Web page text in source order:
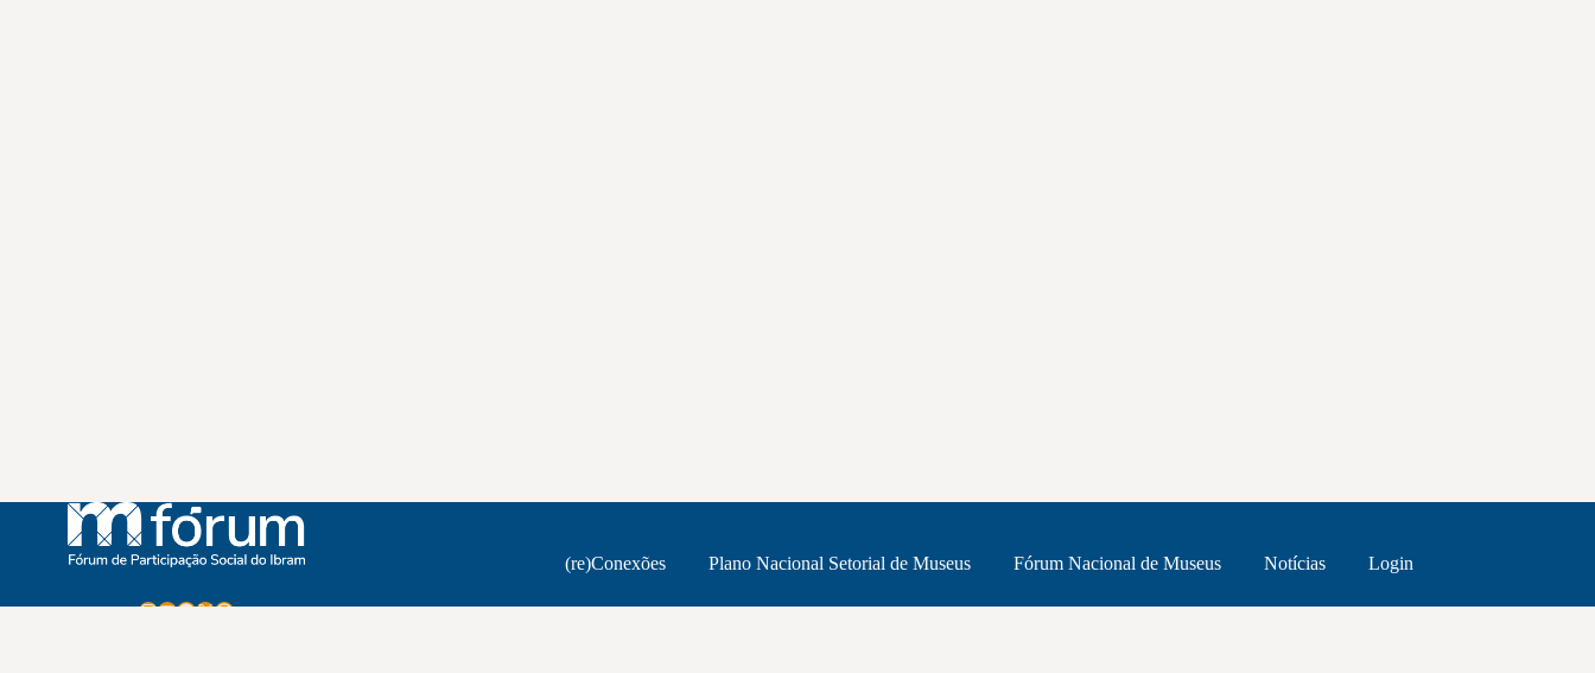
Instagram
Youtube
Facebook
X WhatsApp
(re)Conexões Plano Nacional Setorial de Museus Fórum Nacional de Museus Notícias Login